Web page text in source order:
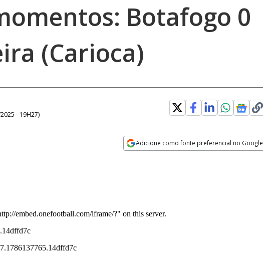
Botafogo 0
(Carioca)
- 19H27)
Adicione como fonte preferencial no Google